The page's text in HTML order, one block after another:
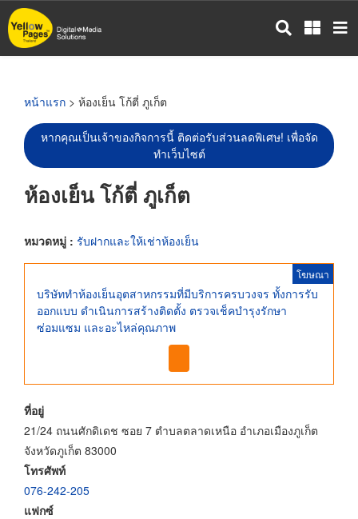
ข้าม
ไป
หน้าแรก > ห้องเย็น โก้ตี่ ภูเก็ต
หากคุณเป็นเจ้าของกิจการนี้ ติดต่อรับส่วนลดพิเศษ! เพื่อจัด
ทำเว็บไซต์
ห้องเย็น โก้ตี่ ภูเก็ต
หมวดหมู่ : รับฝากและให้เช่าห้องเย็น
โฆษณา
บริษัททำห้องเย็นอุตสาหกรรมที่มีบริการครบวงจร ทั้งการรับ
ออกแบบ ดำเนินการสร้างติดตั้ง ตรวจเช็คบำรุงรักษา
ซ่อมแซม และอะไหล่คุณภาพ
ที่อยู่
21/24 ถนนศักดิเดช ซอย 7 ตำบลตลาดเหนือ อำเภอเมืองภูเก็ต
จังหวัดภูเก็ต 83000
โทรศัพท์
076-242-205
แฟกซ์